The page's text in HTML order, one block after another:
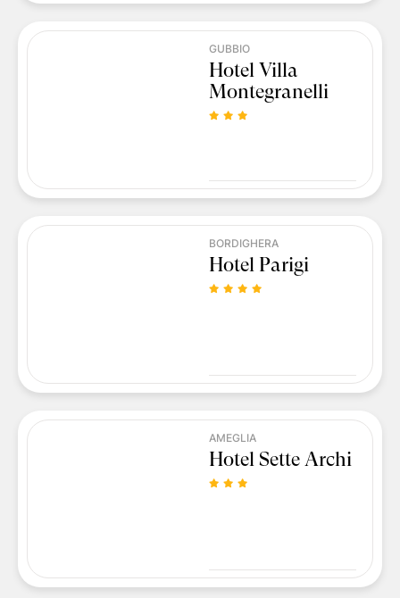
GUBBIO
Hotel Villa
Montegranelli
BORDIGHERA
Hotel Parigi
AMEGLIA
Hotel Sette Archi